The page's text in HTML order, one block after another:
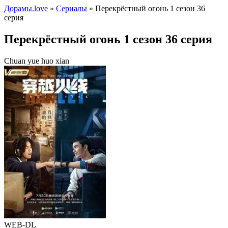
Дорамы.love » Сериалы » Перекрёстный огонь 1 сезон 36
серия
Перекрёстный огонь 1 сезон 36 серия
Chuan yue huo xian
WEB-DL